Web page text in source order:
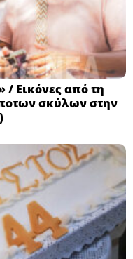
/ Εικόνες από τη
σκύλων στην